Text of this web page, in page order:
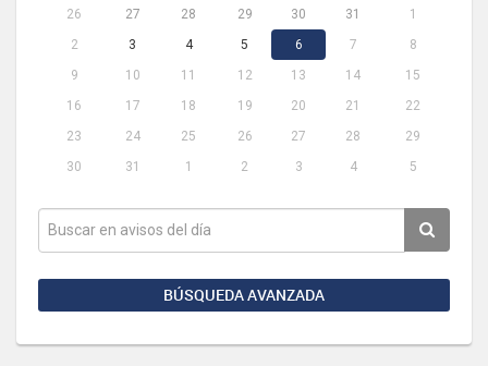
26 27 28 29 30 31
1
2
3 4 5 6 7
8
9
10 11 12 13 14
15
16
17 18 19 20 21
22
23
24 25 26 27 28
29
30
31 1 2 3 4 5
BÚSQUEDA AVANZADA